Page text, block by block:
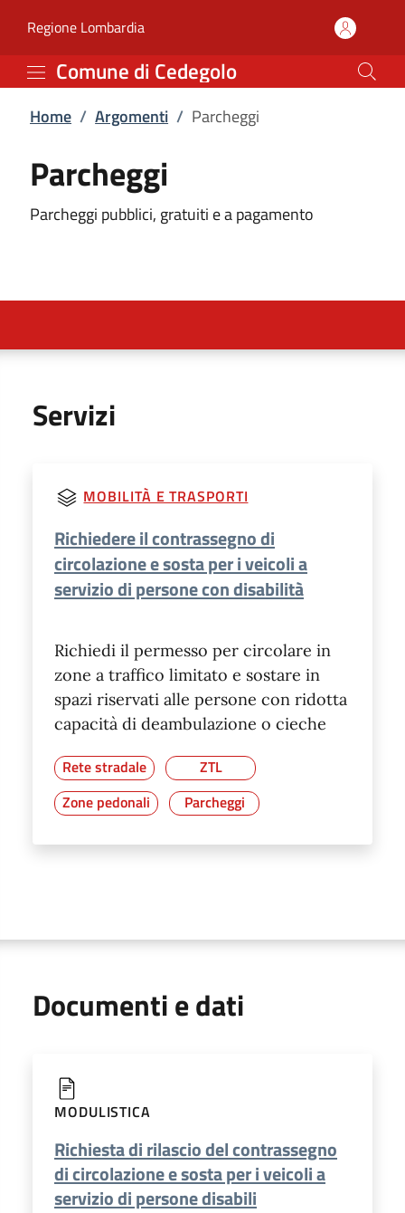
Parcheggi | Comune di
Regione Lombardia(apre in un'altra scheda).
Comune di Cedegolo
Home / Argomenti / Parcheggi
Parcheggi
Parcheggi pubblici, gratuiti e a pagamento
Servizi
MOBILITÀ E TRASPORTI
Richiedere il contrassegno di
circolazione e sosta per i veicoli a
servizio di persone con disabilità
Richiedi il permesso per circolare in
zone a traffico limitato e sostare in
spazi riservati alle persone con ridotta
capacità di deambulazione o cieche
Rete stradale
ZTL
Zone pedonali
Parcheggi
Documenti e dati
MODULISTICA
Richiesta di rilascio del contrassegno
di circolazione e sosta per i veicoli a
servizio di persone disabili